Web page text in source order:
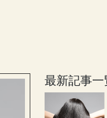
最新記事一